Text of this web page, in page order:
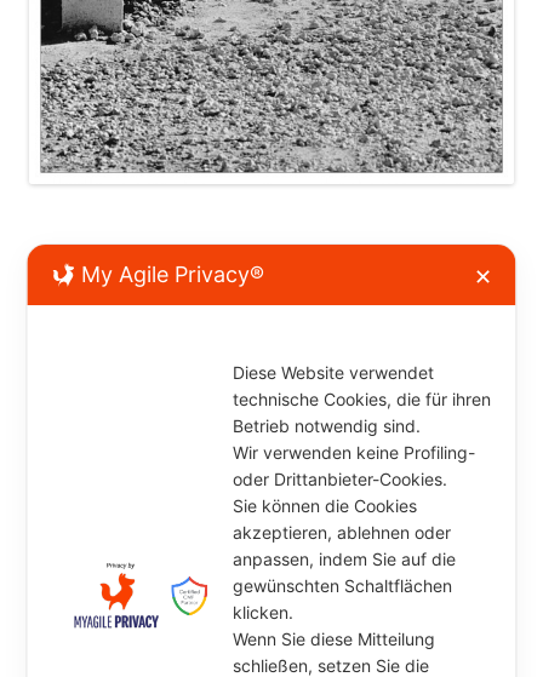
Kommentar verfassen
My Agile Privacy® ✕
Diese Website verwendet
technische Cookies, die für ihren
Betrieb notwendig sind.
Wir verwenden keine Profiling-
oder Drittanbieter-Cookies.
Sie können die Cookies
akzeptieren, ablehnen oder
anpassen, indem Sie auf die
gewünschten Schaltflächen
klicken.
Wenn Sie diese Mitteilung
schließen, setzen Sie die